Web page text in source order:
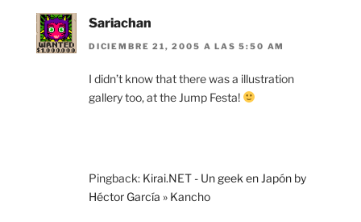
Sariachan
DICIEMBRE 21, 2005 A LAS 5:50 AM
I didn’t know that there was a illustration
gallery too, at the Jump Festa!
Pingback: Kirai.NET - Un geek en Japón by
Héctor García » Kancho